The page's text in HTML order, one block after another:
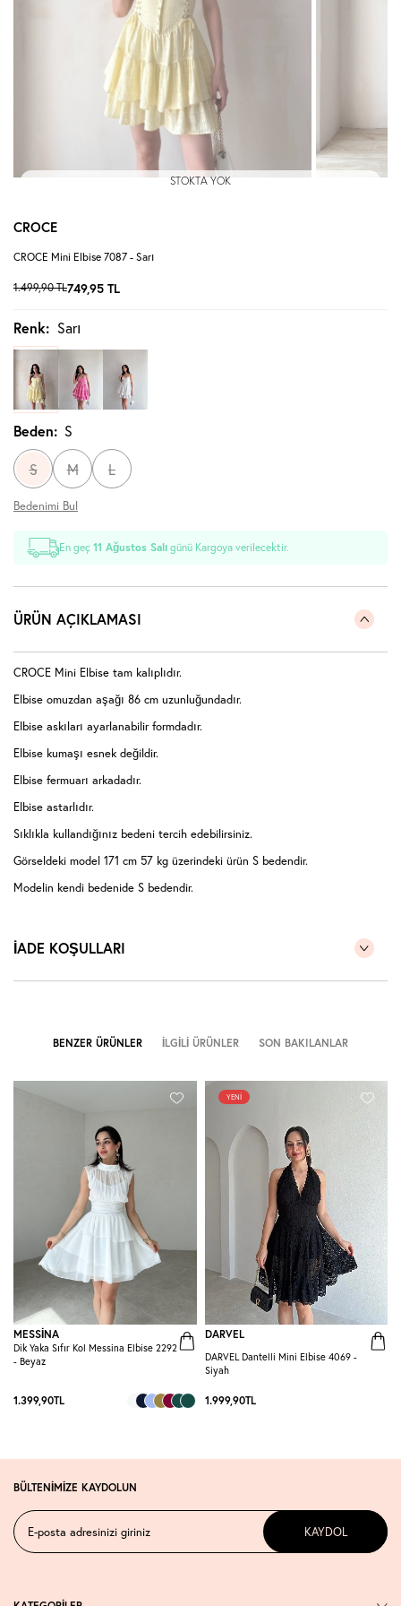
STOKTA YOK
CROCE
CROCE Mini Elbise 7087 - Sarı
1.499,90TL749,95 TL
Renk: Sarı
Beden: S
S M L
Bedenimi Bul
En geç11 Ağustos Salı günü Kargoya verilecektir.
ÜRÜN AÇIKLAMASI
CROCE Mini Elbise tam kalıplıdır.
Elbise omuzdan aşağı 86 cm uzunluğundadır.
Elbise askıları ayarlanabilir formdadır.
Elbise kumaşı esnek değildir.
Elbise fermuarı arkadadır.
Elbise astarlıdır.
Sıklıkla kullandığınız bedeni tercih edebilirsiniz.
Görseldeki model 171 cm 57 kg üzerindeki ürün S bedendir.
Modelin kendi bedenide S bedendir.
İADE KOŞULLARI
BENZER ÜRÜNLER İLGILI ÜRÜNLER SON BAKILANLAR
MESSİNA
Dik Yaka Sıfır Kol Messina Elbise 2292
- Beyaz
1.399,90TL
YENI
DARVEL
DARVEL Dantelli Mini Elbise 4069 -
Siyah
1.999,90TL
BÜLTENİMİZE KAYDOLUN
KAYDOL